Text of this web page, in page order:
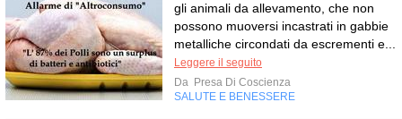
gli animali da allevamento, che non
possono muoversi incastrati in gabbie
metalliche circondati da escrementi e...
Leggere il seguito
Da Presa Di Coscienza
SALUTE E BENESSERE